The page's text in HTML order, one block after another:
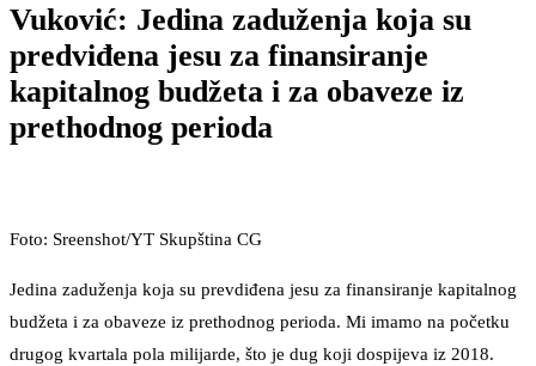
Vuković: Jedina zaduženja koja su
predviđena jesu za finansiranje
kapitalnog budžeta i za obaveze iz
prethodnog perioda
Foto: Sreenshot/YT Skupština CG
Jedina zaduženja koja su prevdiđena jesu za finansiranje kapitalnog
budžeta i za obaveze iz prethodnog perioda. Mi imamo na početku
drugog kvartala pola milijarde, što je dug koji dospijeva iz 2018.